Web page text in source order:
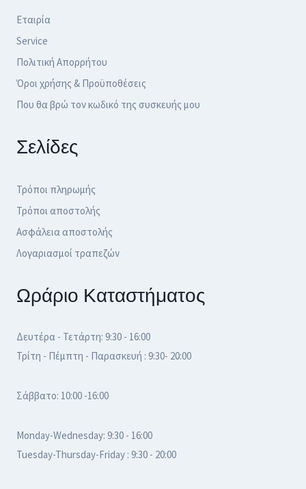
Εταιρία
Service
Πολιτική Απορρήτου
Όροι χρήσης & Προϋποθέσεις
Που θα βρώ τον κωδικό της συσκευής μου
Σελίδες
Τρόποι πληρωμής
Τρόποι αποστολής
Ασφάλεια αποστολής
Λογαριασμοί τραπεζών
Ωράριο Καταστήματος
Δευτέρα - Τετάρτη: 9:30 - 16:00
Τρίτη - Πέμπτη - Παρασκευή : 9:30- 20:00
Σάββατο: 10:00 -16:00
Monday-Wednesday: 9:30 - 16:00
Tuesday-Thursday-Friday : 9:30 - 20:00